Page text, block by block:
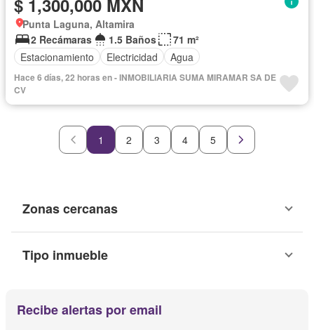
$ 1,300,000 MXN
Punta Laguna, Altamira
2 Recámaras
1.5 Baños
71 m²
Estacionamiento
Electricidad Agua
Hace 6 días, 22 horas en - INMOBILIARIA SUMA MIRAMAR SA DE
CV
1 2 3 4 5
Zonas cercanas
Tipo inmueble
Recibe alertas por email